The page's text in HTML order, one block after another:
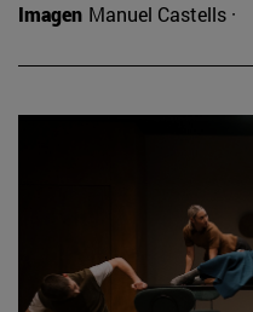
Imagen Manuel Castells ·